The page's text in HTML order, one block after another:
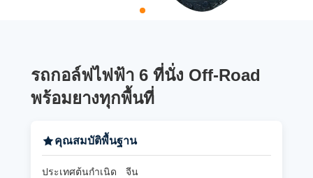
รถกอล์ฟไฟฟ้า 6 ที่นั่ง Off-Road
พร้อมยางทุกพื้นที่
คุณสมบัติพื้นฐาน
ประเทศต้นกำเนิด
จีน